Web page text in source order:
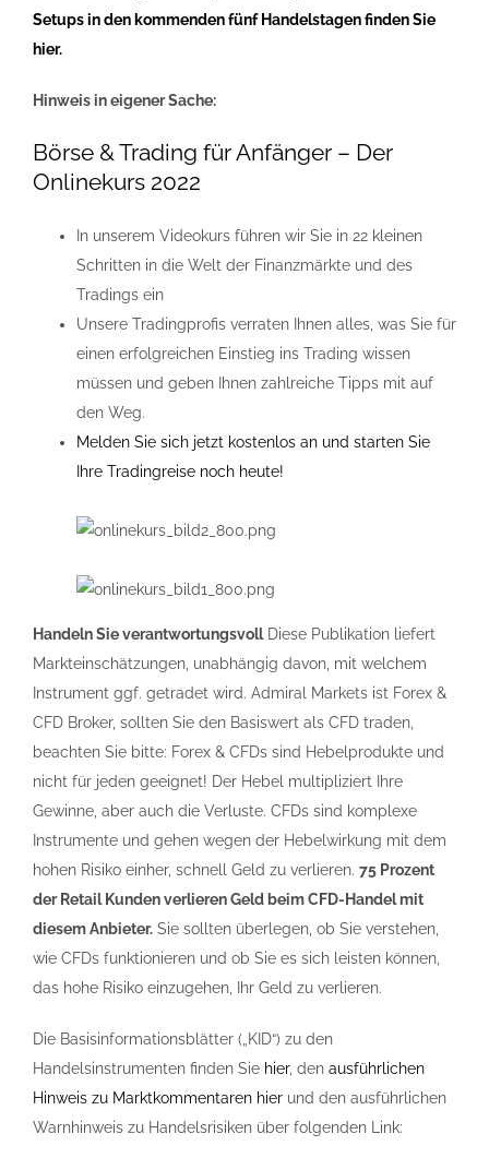
Setups in den kommenden fünf Handelstagen finden Sie
hier.
Hinweis in eigener Sache:
Börse & Trading für Anfänger – Der
Onlinekurs 2022
In unserem Videokurs führen wir Sie in 22 kleinen
Schritten in die Welt der Finanzmärkte und des
Tradings ein
Unsere Tradingprofis verraten Ihnen alles, was Sie für
einen erfolgreichen Einstieg ins Trading wissen
müssen und geben Ihnen zahlreiche Tipps mit auf
den Weg.
Melden Sie sich jetzt kostenlos an und starten Sie
Ihre Tradingreise noch heute!
Handeln Sie verantwortungsvollDiese Publikation liefert
Markteinschätzungen, unabhängig davon, mit welchem
Instrument ggf. getradet wird. Admiral Markets ist Forex &
CFD Broker, sollten Sie den Basiswert als CFD traden,
beachten Sie bitte: Forex & CFDs sind Hebelprodukte und
nicht für jeden geeignet! Der Hebel multipliziert Ihre
Gewinne, aber auch die Verluste. CFDs sind komplexe
Instrumente und gehen wegen der Hebelwirkung mit dem
hohen Risiko einher, schnell Geld zu verlieren. 75 Prozent
der Retail Kunden verlieren Geld beim CFD-Handel mit
diesem Anbieter. Sie sollten überlegen, ob Sie verstehen,
wie CFDs funktionieren und ob Sie es sich leisten können,
das hohe Risiko einzugehen, Ihr Geld zu verlieren.
Die Basisinformationsblätter („KID“) zu den
Handelsinstrumenten finden Sie hier, den ausführlichen
Hinweis zu Marktkommentaren hier und den ausführlichen
Warnhinweis zu Handelsrisiken über folgenden Link: